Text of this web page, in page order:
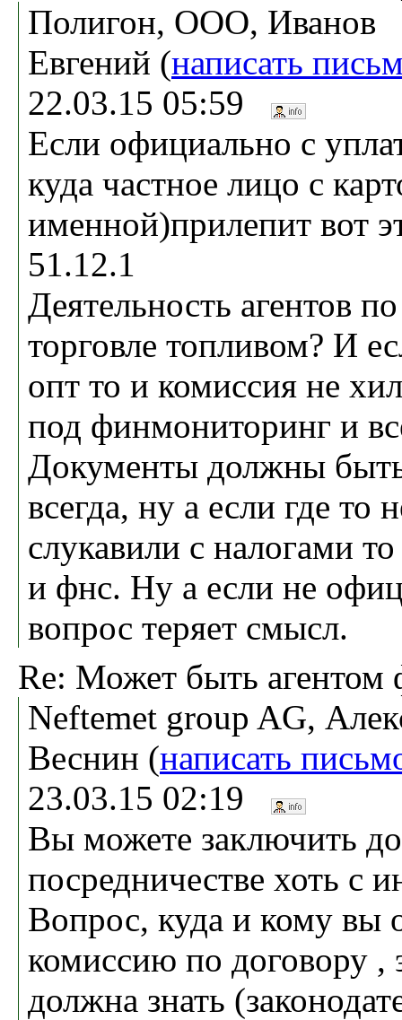
Полигон, ООО, Иванов
Евгений (написать
22.03.15 05:59
Если официально с
куда частное лицо с
именной)прилепит вот
51.12.1
Деятельность агентов
торговле топливом? И
опт то и комиссия не
под финмониторинг и
Документы должны
всегда, ну а если где то
слукавили с налогами
и фнс. Ну а если не
вопрос теряет смысл.
Re: Может быть агентом
Neftemet group AG,
Веснин (написать
23.03.15 02:19
Вы можете заключить
посредничестве хоть с
Вопрос, куда и кому вы
комиссию по договору ,
должна знать